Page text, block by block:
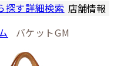
探す詳細検索 店舗情報
バケットGM